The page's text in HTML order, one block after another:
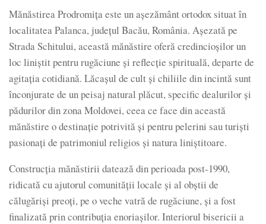
Mănăstirea Prodromița este un așezământ ortodox situat în
localitatea Palanca, județul Bacău, România. Așezată pe
Strada Schitului, această mănăstire oferă credincioșilor un
loc liniștit pentru rugăciune și reflecție spirituală, departe de
agitația cotidiană. Lăcașul de cult și chiliile din incintă sunt
înconjurate de un peisaj natural plăcut, specific dealurilor și
pădurilor din zona Moldovei, ceea ce face din această
mănăstire o destinație potrivită și pentru pelerini sau turiști
pasionați de patrimoniul religios și natura liniștitoare.
Construcția mănăstirii datează din perioada post-1990,
ridicată cu ajutorul comunității locale și al obștii de
călugăriși preoți, pe o veche vatră de rugăciune, și a fost
finalizată prin contribuția enoriașilor. Interiorul bisericii a